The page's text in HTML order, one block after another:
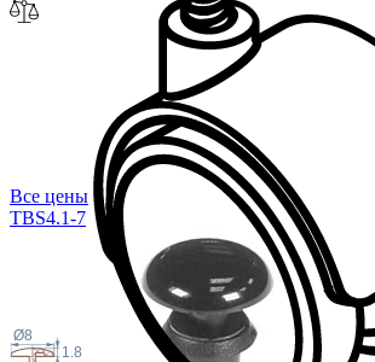
Все цены
TBS4.1-7
1.8
Ø8